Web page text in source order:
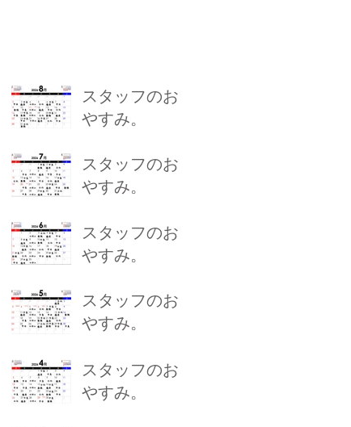
スタッフのお
やすみ。
スタッフのお
やすみ。
スタッフのお
やすみ。
スタッフのお
やすみ。
スタッフのお
やすみ。